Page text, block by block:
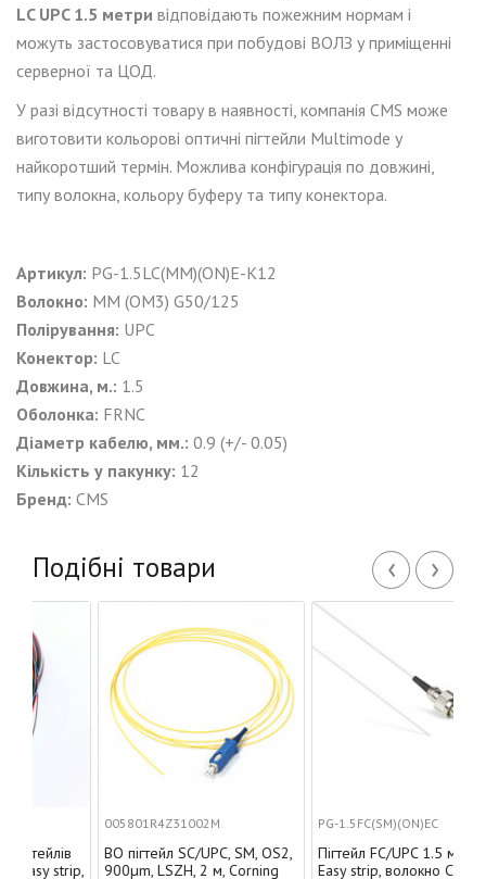
LC UPC 1.5 метри відповідають пожежним нормам і
можуть застосовуватися при побудові ВОЛЗ у приміщенні
серверної та ЦОД.
У разі відсутності товару в наявності, компанія CMS може
виготовити кольорові оптичні пігтейли Multimode у
найкоротший термін. Можлива конфігурація по довжині,
типу волокна, кольору буферу та типу конектора.
Артикул: PG-1.5LC(MM)(ON)Е-K12
Волокно: MM (OM3) G50/125
Полірування: UPC
Конектор: LC
Довжина, м.: 1.5
Оболонка: FRNC
Діаметр кабелю, мм.: 0.9 (+/- 0.05)
Кількість у пакунку: 12
Бренд: CMS
Подібні товари ‹ ›
strip,
005801R4Z31002M
ВО пігтейл SC/UPC, SM, OS2,
900µm, LSZH, 2 м, Corning
PG-1.5FC(SM)(ON)EC
Пігтейл FC/UPC 1.5 м, SM,
Easy strip, волокно Corning